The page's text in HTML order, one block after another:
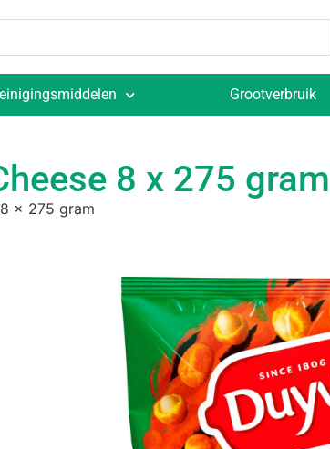
Grootverbruik
8 x 275 gram
x 275 gram